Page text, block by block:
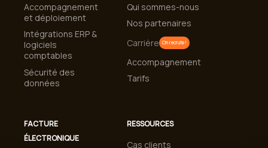
Accompagnement
et déploiement
Intégrations ERP &
logiciels
comptables
Sécurité des
données
FACTURE
ÉLECTRONIQUE
Qui sommes-nous
Nos partenaires
Carrière On recrute !
Accompagnement
Tarifs
RESSOURCES
Cas clients